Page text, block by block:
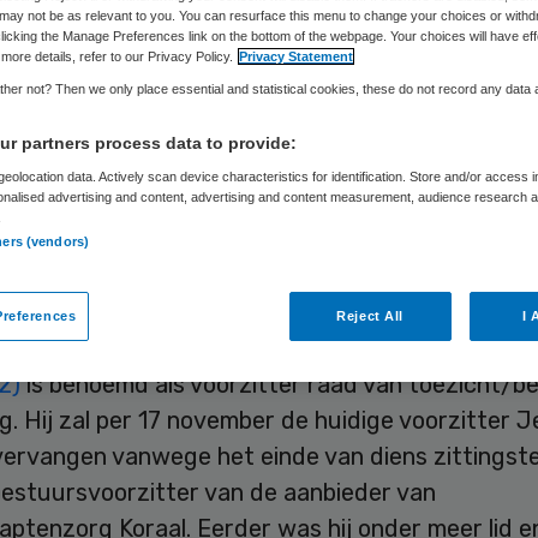
toezicht van ouderenzorgaanbieder Pro
hebben 11 een nieuwe voorzitter
benoemd. Radboud Quick. Marc Dijkstra en
de rol van respectievelijk voorzitter, lid
financiën en lid auditcommissie vastgoed
is benoemd als voorzitter raad van toezicht/
Hij zal per 17 november de huidige voorzitter
vanwege het einde van diens
van de aanbieder van
Koraal. Eerder was hij onder meer lid
not be as relevant to you. You can resurface this menu to change your choices or
the Manage Preferences link on the bottom of the webpage. Your choices will have
details, refer to our Privacy Policy. Privacy Statement
not? Then we only place essential and statistical cookies, these do not record any data
partners process data to provide:
data. Actively scan device characteristics for identification. Store and/or access
advertising and content, advertising and content measurement, audience research
(vendors)
Reject All I